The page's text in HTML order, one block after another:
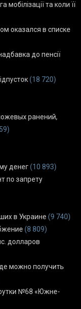
та коли її
оказался в списке
до пенсії
(18 720)
ранений,
денег(10 893)
по запрету
в Украине (9 740)
(8 809)
долларов
можно получить
№68 «Южне-